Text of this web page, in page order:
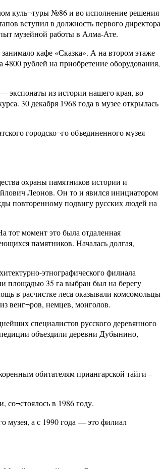
куль¬туры №86 и во исполнение решения
вступил в должность первого директора
музейной работы в Алма-Ате.
кафе «Сказка». А на втором этаже
4800 рублей на приобретение оборудования,
экспонаты из истории нашего края, во
30 декабря 1968 года в музее открылась
городско¬го объединенного музея
охраны памятников истории и
Леонов. Он то и явился инициатором
повторенному подвигу русских людей на
момент это была отдаленная
памятников. Началась долгая,
этнографического филиала
площадью 35 га выбран был на берегу
в расчистке леса оказывали комсомольцы
венг¬ров, немцев, монголов.
специалистов русского деревянного
объездили деревни Дубынино,
обитателям приангарской тайги –
со¬стоялось в 1986 году.
музея, а с 1990 года — это филиал